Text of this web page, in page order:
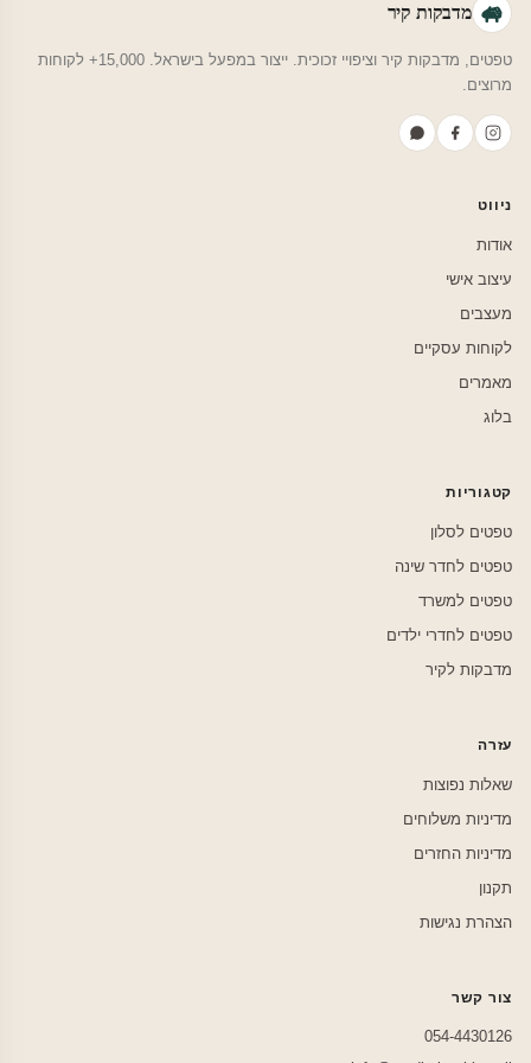
מדבקות קיר
טפטים, מדבקות קיר וציפויי זכוכית. ייצור במפעל בישראל. 15,000+ לקוחות
מרוצים.
ניווט
אודות
עיצוב אישי
מעצבים
לקוחות עסקיים
מאמרים
בלוג
קטגוריות
טפטים לסלון
טפטים לחדר שינה
טפטים למשרד
טפטים לחדרי ילדים
מדבקות לקיר
עזרה
שאלות נפוצות
מדיניות משלוחים
מדיניות החזרים
תקנון
הצהרת נגישות
צור קשר
054-4430126